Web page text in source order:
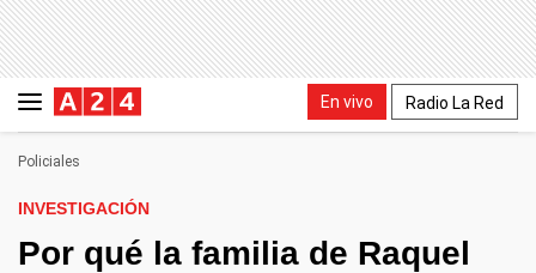
En vivo Radio La Red
Policiales
INVESTIGACIÓN
Por qué la familia de Raquel